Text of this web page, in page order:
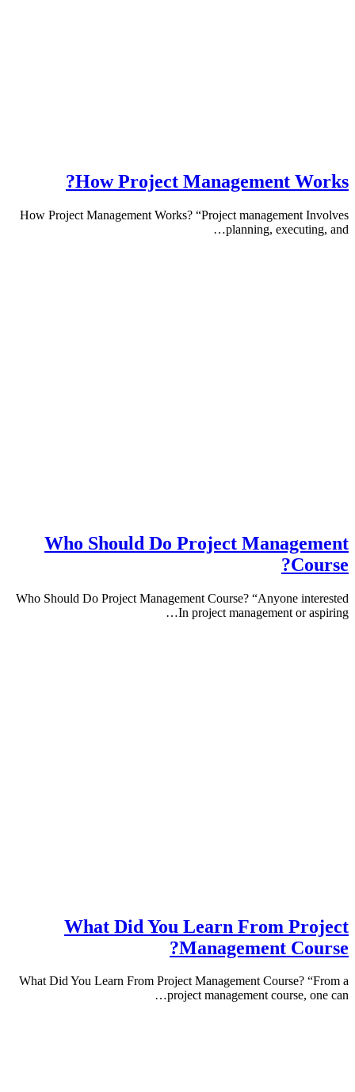
How Project Management
How Project Management Works? “Project management
planning,
Who Should Do Project
Who Should Do Project Management Course? “Anyone
In project management or
What Did You Learn From
Management
What Did You Learn From Project Management Course?
project management course,